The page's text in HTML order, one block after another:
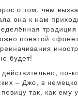
о том, чем
она к нам
традиция
понятой
будет!
по-
– Джо, в
так, как ему